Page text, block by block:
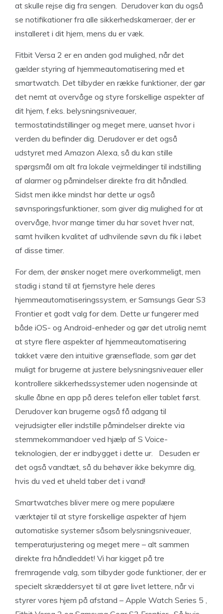
at skulle rejse dig fra sengen. Derudover kan du også
se notifikationer fra alle sikkerhedskameraer, der er
installeret i dit hjem, mens du er væk.
Fitbit Versa 2 er en anden god mulighed, når det
gælder styring af hjemmeautomatisering med et
smartwatch. Det tilbyder en række funktioner, der gør
det nemt at overvåge og styre forskellige aspekter af
dit hjem, f.eks. belysningsniveauer,
termostatindstillinger og meget mere, uanset hvor i
verden du befinder dig. Derudover er det også
udstyret med Amazon Alexa, så du kan stille
spørgsmål om alt fra lokale vejrmeldinger til indstilling
af alarmer og påmindelser direkte fra dit håndled.
Sidst men ikke mindst har dette ur også
søvnsporingsfunktioner, som giver dig mulighed for at
overvåge, hvor mange timer du har sovet hver nat,
samt hvilken kvalitet af udhvilende søvn du fik i løbet
af disse timer.
For dem, der ønsker noget mere overkommeligt, men
stadig i stand til at fjernstyre hele deres
hjemmeautomatiseringssystem, er Samsungs Gear S3
Frontier et godt valg for dem. Dette ur fungerer med
både iOS- og Android-enheder og gør det utrolig nemt
at styre flere aspekter af hjemmeautomatisering
takket være den intuitive grænseflade, som gør det
muligt for brugerne at justere belysningsniveauer eller
kontrollere sikkerhedssystemer uden nogensinde at
skulle åbne en app på deres telefon eller tablet først.
Derudover kan brugerne også få adgang til
vejrudsigter eller indstille påmindelser direkte via
stemmekommandoer ved hjælp af S Voice-
teknologien, der er indbygget i dette ur. Desuden er
det også vandtæt, så du behøver ikke bekymre dig,
hvis du ved et uheld taber det i vand!
Smartwatches bliver mere og mere populære
værktøjer til at styre forskellige aspekter af hjem
automatiske systemer såsom belysningsniveauer,
temperaturjustering og meget mere – alt sammen
direkte fra håndleddet! Vi har kigget på tre
fremragende valg, som tilbyder gode funktioner, der er
specielt skræddersyet til at gøre livet lettere, når vi
styrer vores hjem på afstand – Apple Watch Series 5 ,